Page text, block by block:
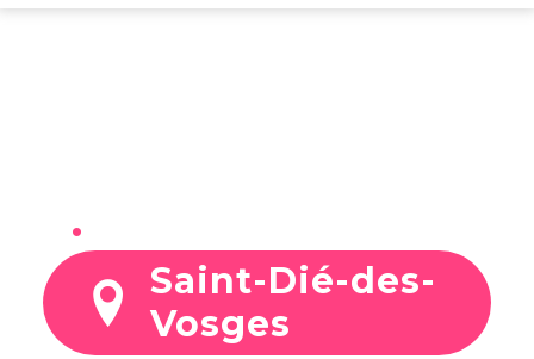
Saint-Dié-des-
Vosges